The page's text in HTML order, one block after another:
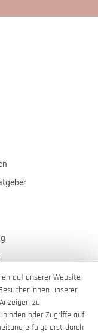
auf unserer Website
unserer
zu
oder Zugriffe auf
erfolgt erst durch